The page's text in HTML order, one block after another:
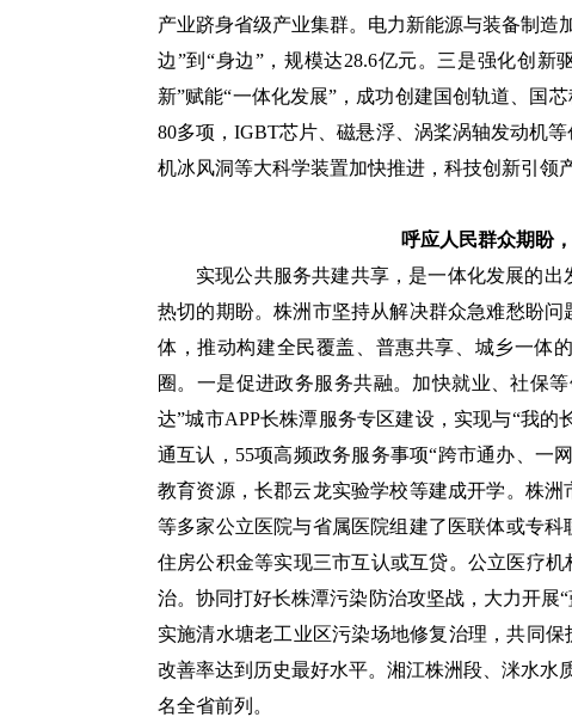
产业跻身省级产业集群。电力新能源与装备制造
边”到“身边”，规模达28.6亿元。三是强化创新
新”赋能“一体化发展”，成功创建国创轨道、国
80多项，IGBT芯片、磁悬浮、涡桨涡轴发动机
机冰风洞等大科学装置加快推进，科技创新引领
呼应人民群众期盼
实现公共服务共建共享，是一体化发展的
热切的期盼。株洲市坚持从解决群众急难愁盼
体，推动构建全民覆盖、普惠共享、城乡一体
圈。一是促进政务服务共融。加快就业、社保
达”城市APP长株潭服务专区建设，实现与“我的
通互认，55项高频政务服务事项“跨市通办、一
教育资源，长郡云龙实验学校等建成开学。株
等多家公立医院与省属医院组建了医联体或专科
住房公积金等实现三市互认或互贷。公立医疗
治。协同打好长株潭污染防治攻坚战，大力开展
实施清水塘老工业区污染场地修复治理，共同
改善率达到历史最好水平。湘江株洲段、洣水水
名全省前列。